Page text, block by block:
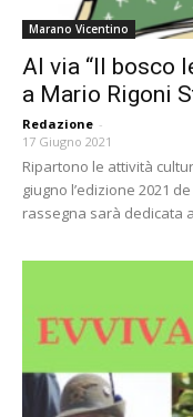
Marano Vicentino
Al via “Il bosco
a Mario Rigoni
Redazione -
17 Giugno 2021
Ripartono le attività
giugno l’edizione 2021
rassegna sarà dedicata